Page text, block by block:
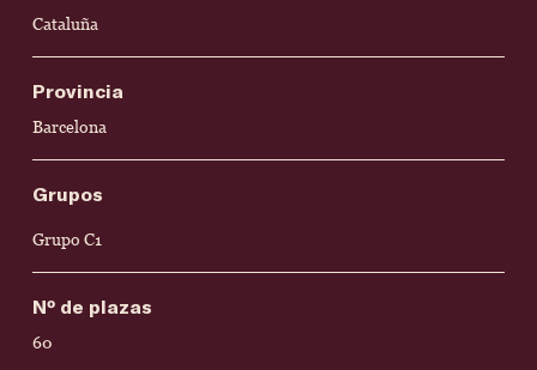
Cataluña
Provincia
Barcelona
Grupos
Grupo C1
Nº de plazas
60